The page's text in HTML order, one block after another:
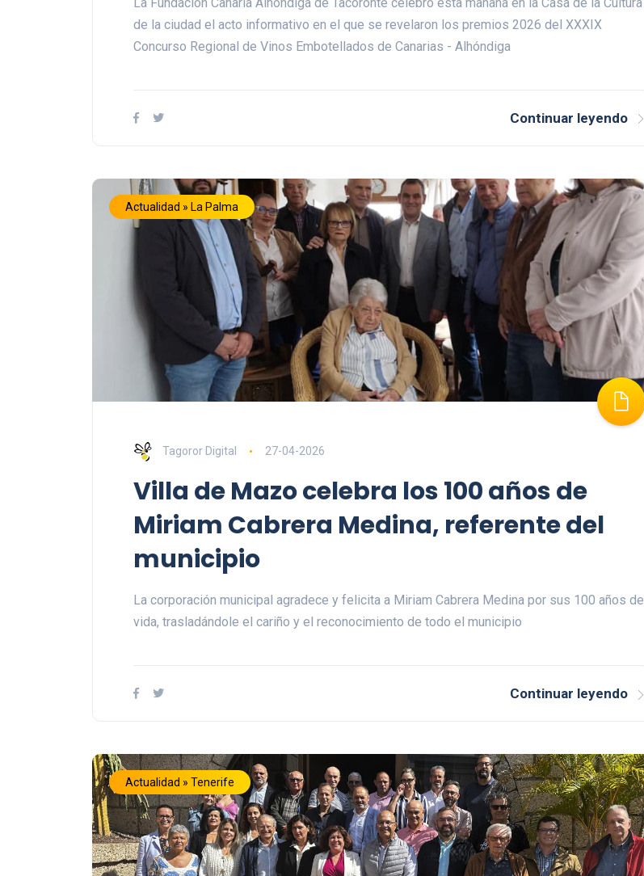
de la ciudad el acto informativo en el que se revelaron los premios 2026 del XXXIX
Concurso Regional de Vinos Embotellados de Canarias - Alhóndiga
Continuar leyendo
Actualidad » La Palma
Tagoror Digital 27-04-2026
Villa de Mazo celebra los 100 años de
Miriam Cabrera Medina, referente del
municipio
La corporación municipal agradece y felicita a Miriam Cabrera Medina por sus 100 años de
vida, trasladándole el cariño y el reconocimiento de todo el municipio
Continuar leyendo
Actualidad » Tenerife